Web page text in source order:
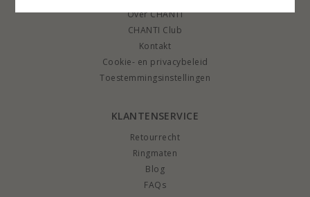
Over CHANTI
CHANTI Club
Kontakt
Cookie- en privacybeleid
Toestemmingsinstellingen
KLANTENSERVICE
Retourrecht
Ringmaten
Blog
FAQs